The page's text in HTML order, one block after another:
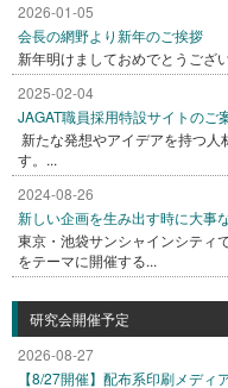
2026-01-05
会長の網野より新年のご挨拶
新年明けましておめでとうござ
2025-02-04
JAGAT職員採用特設サイトのご
新たな発想やアイデアを持つ人
す。...
2024-08-26
新しい企画を生み出す時に大事
東京・池袋サンシャインシティ
をテーマに開催する...
研究会開催予定
2026-08-27
【8/27開催】配布系印刷メディ